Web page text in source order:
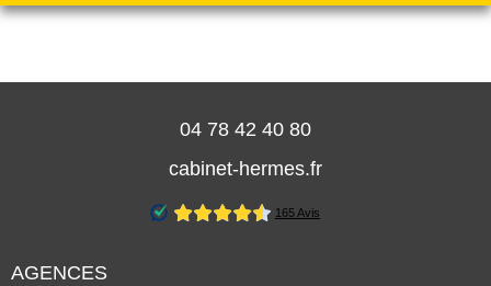
04 78 42 40 80
cabinet-hermes.fr
AGENCES